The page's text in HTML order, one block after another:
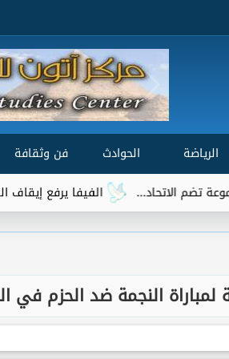
الرياضة الحوادث فن وثقافة
الفيفا يرفع إيقاف القيد عن
لمباراة النجمة ضد الحزم